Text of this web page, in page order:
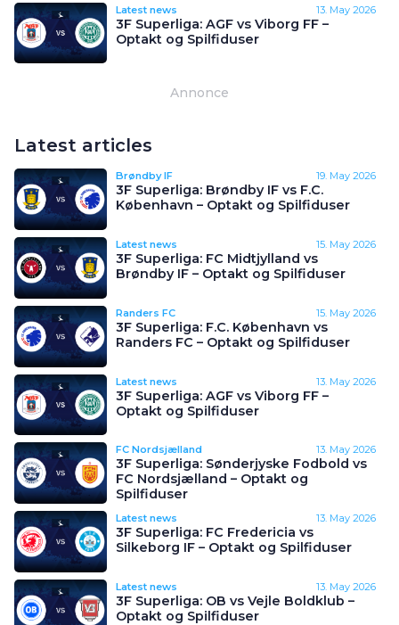
Latest news 13. May 2026
3F Superliga: AGF vs Viborg FF –
Optakt og Spilfiduser
Annonce
Latest articles
Brøndby IF 19. May 2026
3F Superliga: Brøndby IF vs F.C.
København – Optakt og Spilfiduser
Latest news 15. May 2026
3F Superliga: FC Midtjylland vs
Brøndby IF – Optakt og Spilfiduser
Randers FC 15. May 2026
3F Superliga: F.C. København vs
Randers FC – Optakt og Spilfiduser
Latest news 13. May 2026
3F Superliga: AGF vs Viborg FF –
Optakt og Spilfiduser
FC Nordsjælland 13. May 2026
3F Superliga: Sønderjyske Fodbold vs
FC Nordsjælland – Optakt og
Spilfiduser
Latest news 13. May 2026
3F Superliga: FC Fredericia vs
Silkeborg IF – Optakt og Spilfiduser
Latest news 13. May 2026
3F Superliga: OB vs Vejle Boldklub –
Optakt og Spilfiduser